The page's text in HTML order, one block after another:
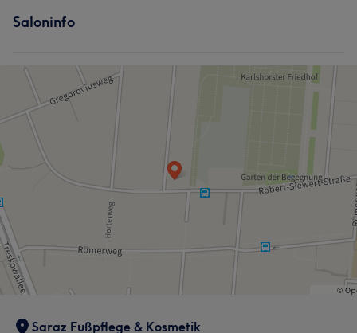
Was unsere Kunden über Sandra sagen
Professionell 7
Saloninfo
Saraz Fußpflege & Kosmetik